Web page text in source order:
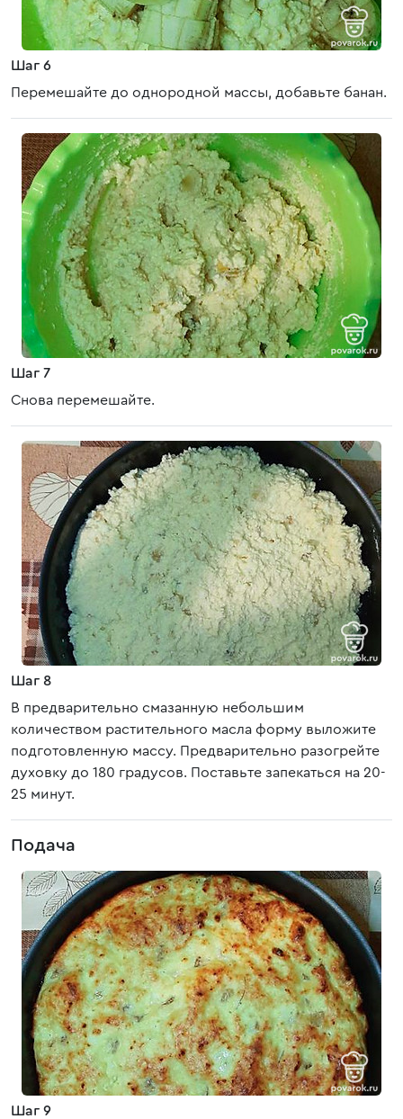
Шаг 6
Перемешайте до однородной массы, добавьте банан.
Шаг 7
Снова перемешайте.
Шаг 8
В предварительно смазанную небольшим
количеством растительного масла форму выложите
подготовленную массу. Предварительно разогрейте
духовку до 180 градусов. Поставьте запекаться на 20-
25 минут.
Подача
Шаг 9